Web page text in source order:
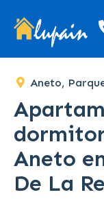
Aneto,
Aneto
De La
SOLD